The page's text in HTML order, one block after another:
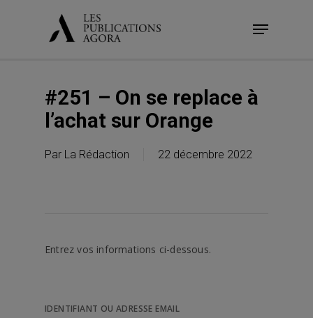
Menu
#251 – On se replace à
l’achat sur Orange
Par La Rédaction 22 décembre 2022
Entrez vos informations ci-dessous.
IDENTIFIANT OU ADRESSE EMAIL